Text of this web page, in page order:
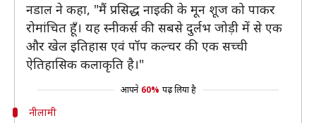
नडाल ने कहा, "मैं प्रसिद्ध नाइकी के मून शूज को पाकर
रोमांचित हूँ। यह स्नीकर्स की सबसे दुर्लभ जोड़ी में से एक
और खेल इतिहास एवं पॉप कल्चर की एक सच्ची
ऐतिहासिक कलाकृति है।"
आपने 60% पढ़ लिया है
नीलामी